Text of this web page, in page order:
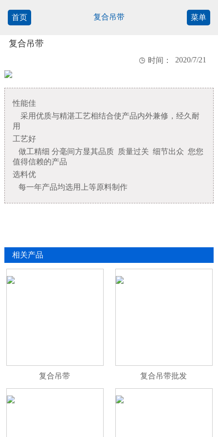
首页 复合吊带 菜单
复合吊带
 时间： 2020/7/21
性能佳
采用优质与精湛工艺相结合使产品内外兼修，经久耐
用
工艺好
做工精细 分毫间方显其品质 质量过关 细节出众 您您
值得信赖的产品
选料优
每一年产品均选用上等原料制作
相关产品
复合吊带 复合吊带批发